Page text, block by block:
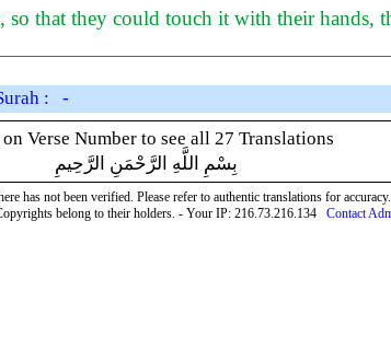
so that they could touch it with their hands,
: -
Verse Number to see all 27 Translations
بِسْمِ اللَّهِ الرَّحْمَنِ الرَّحِيمِ
has not been verified. Please refer to authentic translations for accuracy.
belong to their holders. - Your IP: 216.73.216.134 Contact